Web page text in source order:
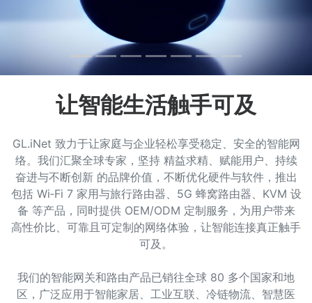
让智能生活触手可及
GL.iNet 致力于让家庭与企业轻松享受稳定、安全的智能网
络。我们汇聚全球专家，坚持 精益求精、赋能用户、持续
奋进与不断创新 的品牌价值，不断优化硬件与软件，推出
包括 Wi‑Fi 7 家用与旅行路由器、5G 蜂窝路由器、KVM 设
备 等产品，同时提供 OEM/ODM 定制服务，为用户带来
高性价比、可靠且可定制的网络体验，让智能连接真正触手
可及。
我们的智能网关和路由产品已销往全球 80 多个国家和地
区，广泛应用于智能家居、工业互联、冷链物流、智慧医